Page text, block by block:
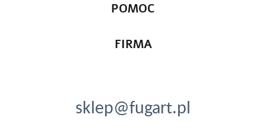
POMOC
FIRMA
sklep@fugart.pl